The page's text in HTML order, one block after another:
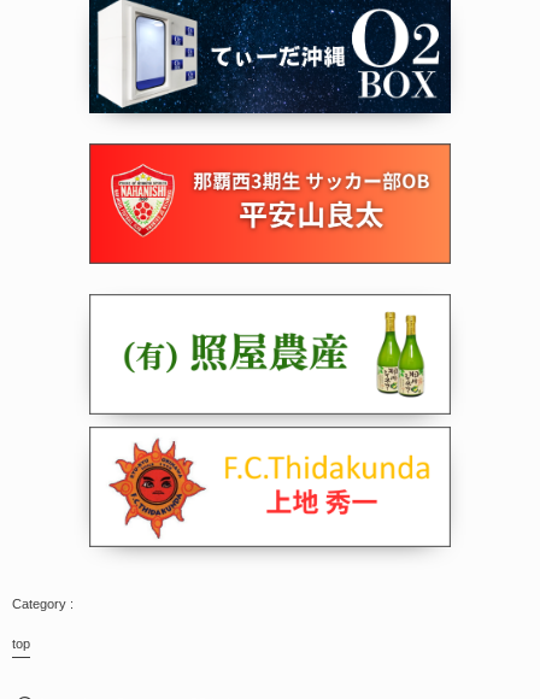
top